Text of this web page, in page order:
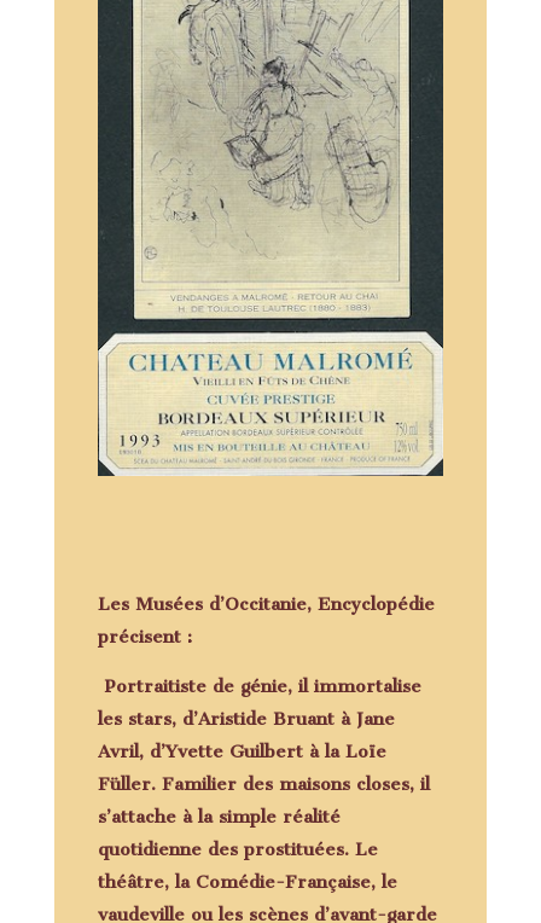
Les Musées d’Occitanie, Encyclopédie
précisent :
Portraitiste de génie, il immortalise
les stars, d’Aristide Bruant à Jane
Avril, d’Yvette Guilbert à la Loïe
Füller. Familier des maisons closes, il
s’attache à la simple réalité
quotidienne des prostituées. Le
théâtre, la Comédie-Française, le
vaudeville ou les scènes d’avant-garde